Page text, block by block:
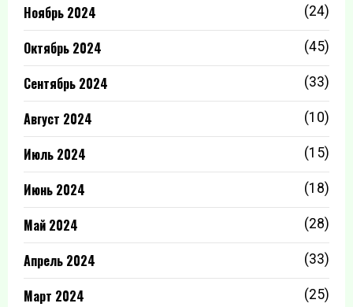
Ноябрь 2024 (24)
Октябрь 2024 (45)
Сентябрь 2024 (33)
Август 2024 (10)
Июль 2024 (15)
Июнь 2024 (18)
Май 2024 (28)
Апрель 2024 (33)
Март 2024 (25)